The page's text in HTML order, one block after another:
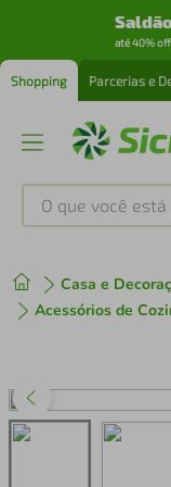
até 40% off
Shopping Parcerias e
O que você está
Casa e
Acessórios de
1º tenis
3º perfume